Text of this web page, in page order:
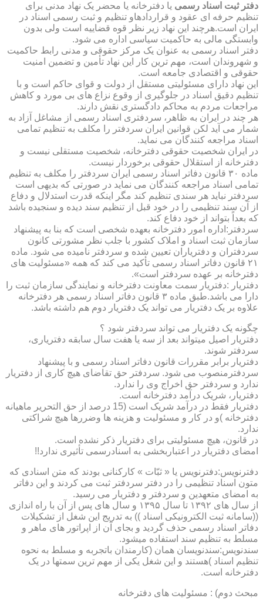
دفتر ثبت اسناد رسمی یا دفترخانه یا محضر یک نهاد مدنی برای
تنظیم حرفه ای عقود و قراردادهاو تنظیم و ثبت رسمی اسناد در
ایران است.هرچند این نهاد زیر نظر قوه قضاییه است ولی بدون
وابستگی مالی به حاکمیت سیاسی اداره می شود.
دفتر اسناد رسمی به عنوان یک مرکز حقوقی و مدنی رابط حاکمیت
و شهروندان است، مهم ترین کار این نهاد تأمین و تضمین امنیت
حقوقی و اقتصادی جامعه است.
این نهاد دارای مسئولیتی مستقل از دولت و قوای حاکم است و با
تنظیم دقیق اسناد در جلوگیری از وقوع نزاع های بی مورد و کاهش
مراجعات مردم به محاکم دادگستری نقش دارند.
هر چند در ایران به ظاهر، سردفتری اسناد رسمی از مشاغل آزاد به
شمار می آید لکن قوانین ایران سردفتر را مکلف به تنظیم تمامی
اسناد مراجعه کنندگان می نماید.
در ایران شخصیت حقوقی دفترخانه، شخصیت مستقلی نیست و
دفترخانه از استقلال حقوقی برخوردار نیست.
ماده ۳۰ قانون دفاتر اسناد رسمی ایران سردفتر را مکلف به تنظیم
تمامی اسناد مراجعه کنندگان می نماید در صورتی که بدیهی است
سردفتر نباید هر سندی تنظیم کند مگر اینکه قدرت استدلال و دفاع
از آن سند تنظیمی را در خود قبل از تنظیم سند دیده و سنجیده باشد
که بعداً بتواند از خود دفاع کند.
سردفتر:اداره امور دفترخانه بعهده شخصی است که بنا به پیشنهاد
سازمان ثبت اسناد و املاک کشور با جلب نظر مشورتی کانون
سردفتران و دفتریاران تعیین شده و سردفتر نامیده می شود. ماده
۲۱ قانون دفاتر اسناد رسمی تأکید می کند که همه «مسئولیت های
دفترخانه بر عهده سردفتر است».
دفتریار :دفتریار سمت معاونت دفترخانه و نمایندگی سازمان ثبت را
دارا می باشد.طبق ماده ۳ قانون دفاتر اسناد رسمی هر دفترخانه
علاوه بر یک دفتریار می تواند یک دفتریار دوم هم داشته باشد.
چگونه یک دفتریار می تواند سردفتر شود ؟
دفتریار اصیل میتواند بعد از سه یا هفت سال سابقه دفتریاری،
سردفتر شوند.
دفتریار برابر مقررات قانون دفاتر اسناد رسمی و با پیشنهاد
سردفترمنصوب می شود. سردفتر حق تقاضای هیچ کاری از دفتریار
ندارد و سردفتر حق اخراج وی را ندارد.
دفتریار، شریک درآمد دفترخانه است.
دفتریار فقط در درآمد شریک است (15 درصد از حق التحریر ماهیانه
دفترخانه )و در کار و مسئولیت و هزینه ها وضررها هیچ شراکتی
ندارد.
در قانون، هیچ مسئولیتی برای دفتریار ذکر نشده است.
امضای دفتریار در اعتباربخشی به اسنادرسمی تأثیری ندارد!!
دفترنویس:دفترنویس یا « ثبّات » کارکنانی بودند که متن اسنادی که
متون اسناد تنظیمی را در دفتر سردفتر ثبت می کردند و این دفاتر
به امضای متعهدین و سردفتر و دفتریار می رسید.
از سال های ۱۳۹۲ تا سال ۱۳۹۵ و سال های پس از آن با راه اندازی
((سامانه ثبت الکترونیکی اسناد )) به تدریج این شغل از تشکیلات
دفاتر اسناد رسمی حذف گردید و بجای آن از اپراتور های ماهر و
مسلط به تنظیم سند استفاده میشود.
سندنویس:سندنویسان همان (کارمندان باتجربه و مسلط به نحوه
تنظیم اسناد )هستند و این شغل یکی از مهم ترین سمتها در یک
دفترخانه است.
مبحث دوم) : مسئولیت های دفترخانه